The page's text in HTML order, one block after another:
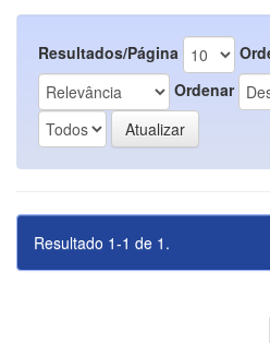
Resultados/Página
Ordenar
Resultado 1-1 de 1.